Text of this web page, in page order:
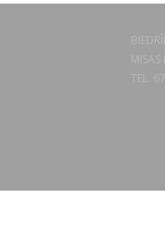
TEL.